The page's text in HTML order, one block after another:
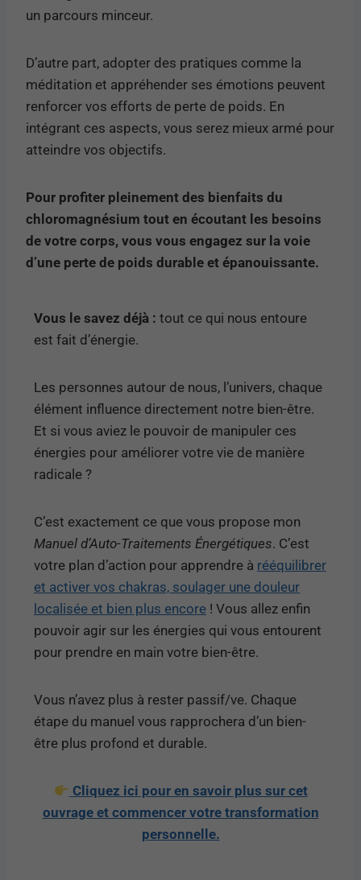
un parcours minceur.
D’autre part, adopter des pratiques comme la
méditation et appréhender ses émotions peuvent
renforcer vos efforts de perte de poids. En
intégrant ces aspects, vous serez mieux armé pour
atteindre vos objectifs.
Pour profiter pleinement des bienfaits du
chloromagnésium tout en écoutant les besoins
de votre corps, vous vous engagez sur la voie
d’une perte de poids durable et épanouissante.
Vous le savez déjà : tout ce qui nous entoure
est fait d’énergie.
Les personnes autour de nous, l’univers, chaque
élément influence directement notre bien-être.
Et si vous aviez le pouvoir de manipuler ces
énergies pour améliorer votre vie de manière
radicale ?
C’est exactement ce que vous propose mon
Manuel d’Auto-Traitements Énergétiques. C’est
votre plan d’action pour apprendre à rééquilibrer
et activer vos chakras, soulager une douleur
localisée et bien plus encore ! Vous allez enfin
pouvoir agir sur les énergies qui vous entourent
pour prendre en main votre bien-être.
Vous n’avez plus à rester passif/ve. Chaque
étape du manuel vous rapprochera d’un bien-
être plus profond et durable.
Cliquez ici pour en savoir plus sur cet
ouvrage et commencer votre transformation
personnelle.